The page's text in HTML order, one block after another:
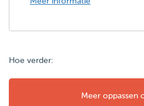
Hoe verder:
Meer oppassen